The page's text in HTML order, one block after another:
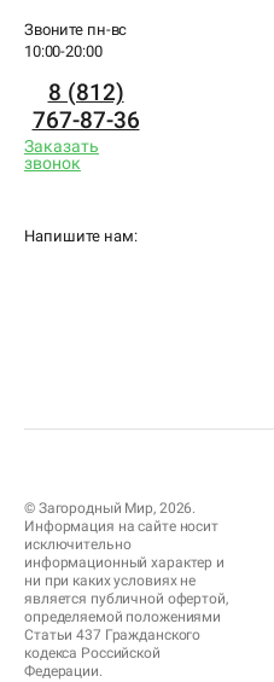
Звоните пн-вс
10:00-20:00
8 (812)
767-87-36
Заказать
звонок
Напишите нам:
© Загородный Мир, 2026.
Информация на сайте носит
исключительно
информационный характер и
ни при каких условиях не
является публичной офертой,
определяемой положениями
Статьи 437 Гражданского
кодекса Российской
Федерации.